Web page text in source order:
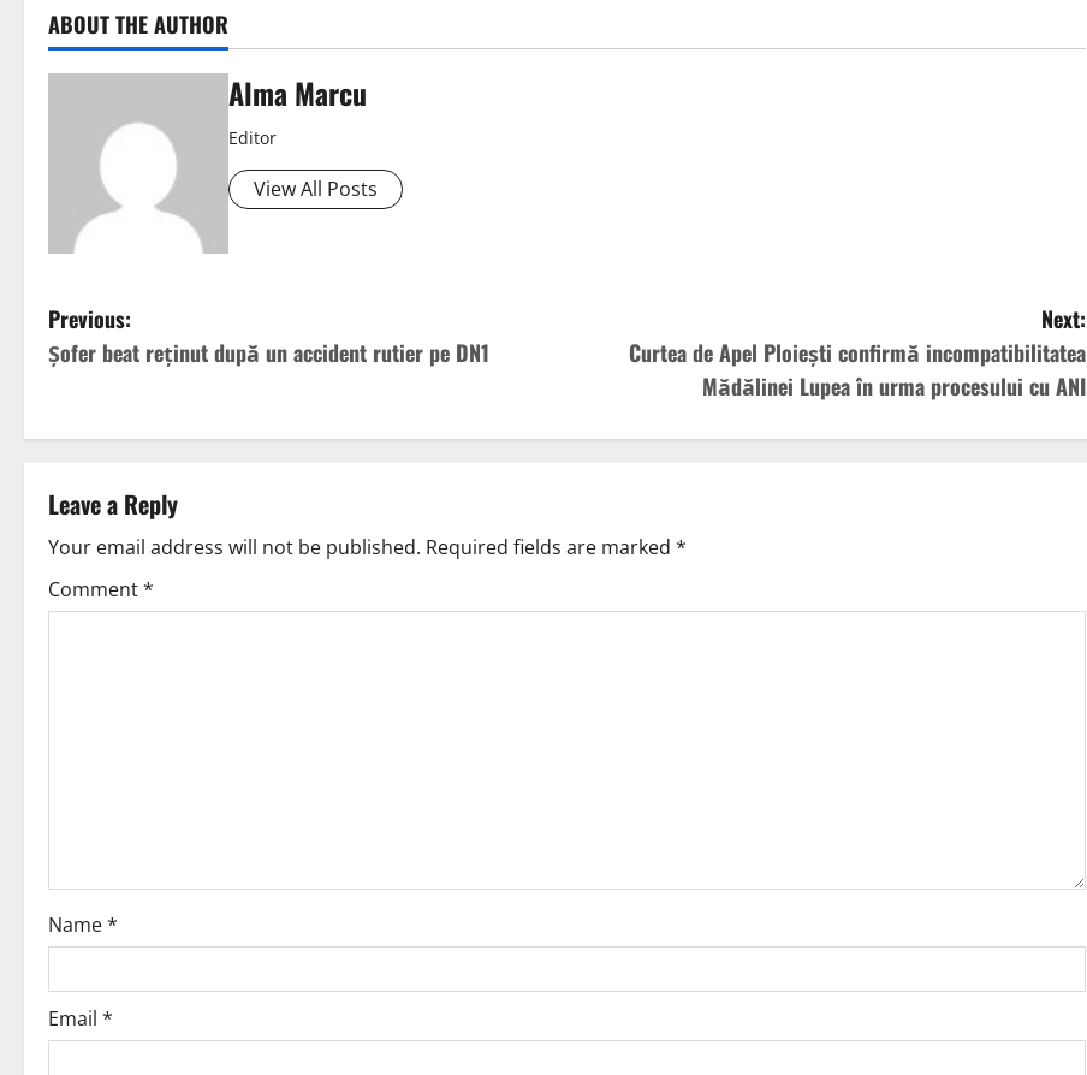
ABOUT THE AUTHOR
Alma Marcu
Editor
View All Posts
Previous:
Șofer beat reținut după un accident rutier pe DN1
Next:
Curtea de Apel Ploiești confirmă incompatibilitatea
Mădălinei Lupea în urma procesului cu ANI
Leave a Reply
Your email address will not be published. Required fields are marked *
Comment*
Name*
Email *